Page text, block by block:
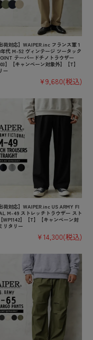
荷対応】WAIPER.inc フランス軍 1
年代 M-52 ヴィンテージ ツータック
テーパードチノトラウザー
】【キャンペーン対象外】【T】
ー
¥9,680(税込)
荷対応】WAIPER.inc US ARMY FI
M-49 ストレッチトラウザー スト
WP1142】【T】【キャンペーン対
リタリー
¥14,300(税込)